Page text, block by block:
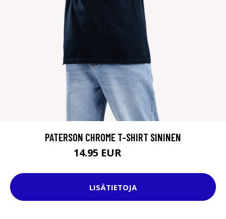
PATERSON CHROME T-SHIRT SININEN
14.95 EUR
LISÄTIETOJA